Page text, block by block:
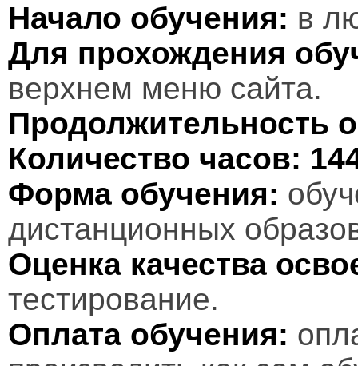
Начало обучения: в
Для прохождения
верхнем меню сайта.
Продолжительность
Количество часов:
Форма обучения:
дистанционных
Оценка качества
тестирование.
Оплата обучения: